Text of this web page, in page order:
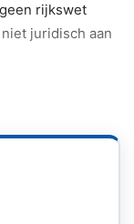
rijkswet
juridisch aan